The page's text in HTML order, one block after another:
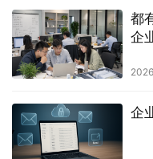
都
企
企